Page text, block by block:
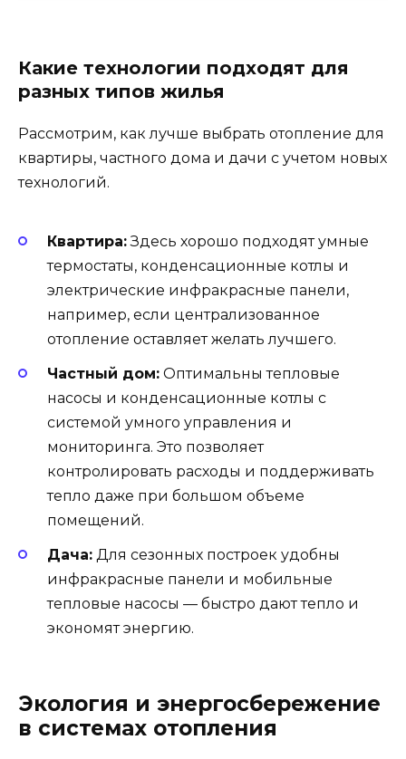
Какие технологии подходят для
разных типов жилья
Рассмотрим, как лучше выбрать отопление для
квартиры, частного дома и дачи с учетом новых
технологий.
Квартира:Здесь хорошо подходят умные
термостаты, конденсационные котлы и
электрические инфракрасные панели,
например, если централизованное
отопление оставляет желать лучшего.
Частный дом: Оптимальны тепловые
насосы и конденсационные котлы с
системой умного управления и
мониторинга. Это позволяет
контролировать расходы и поддерживать
тепло даже при большом объеме
помещений.
Дача: Для сезонных построек удобны
инфракрасные панели и мобильные
тепловые насосы — быстро дают тепло и
экономят энергию.
Экология и энергосбережение
в системах отопления